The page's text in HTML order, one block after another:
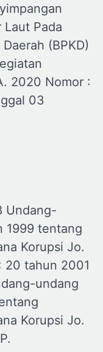
Laut Pada
(BPKD)
2020 Nomor :
03
Undang-
1999 tentang
Korupsi Jo.
20 tahun 2001
undang
Korupsi Jo.